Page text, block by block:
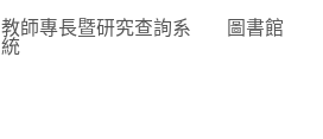
教師專長暨研究查詢系
統
圖書館